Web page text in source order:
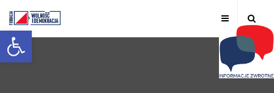
Otwórz pasek narzędzi